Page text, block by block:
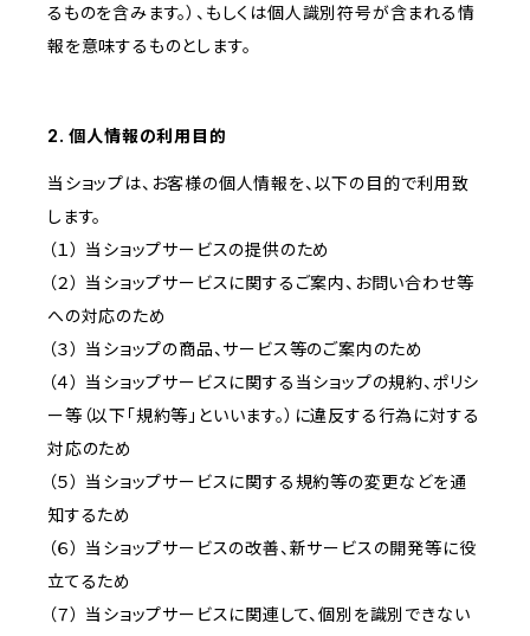
るものを含みます。）、もしくは個人識別符号が含まれる情
報を意味するものとします。
2. 個人情報の利用目的
当ショップは、お客様の個人情報を、以下の目的で利用致
します。
（１） 当ショップサービスの提供のため
（２） 当ショップサービスに関するご案内、お問い合わせ等
への対応のため
（３） 当ショップの商品、サービス等のご案内のため
（４） 当ショップサービスに関する当ショップの規約、ポリシ
ー等（以下「規約等」といいます。）に違反する行為に対する
対応のため
（５） 当ショップサービスに関する規約等の変更などを通
知するため
（６） 当ショップサービスの改善、新サービスの開発等に役
立てるため
（７） 当ショップサービスに関連して、個別を識別できない